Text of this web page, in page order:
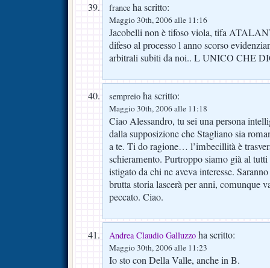
france ha scritto:
Maggio 30th, 2006 alle 11:16
Jacobelli non è tifoso viola, tifa
difeso al processo l anno scorso
arbitrali subiti da noi.. L UNICO CHE
sempreio ha scritto:
Maggio 30th, 2006 alle 11:18
Ciao Alessandro, tu sei una persona
dalla supposizione che Stagliano sia
a te. Ti do ragione… l’imbecillità è
schieramento. Purtroppo siamo già al
istigato da chi ne aveva interesse.
brutta storia lascerà per anni, comunque
peccato. Ciao.
Andrea Claudio Galluzzo ha scritto:
Maggio 30th, 2006 alle 11:23
Io sto con Della Valle, anche in B.